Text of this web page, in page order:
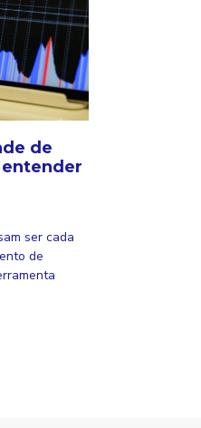
de
ser cada
de